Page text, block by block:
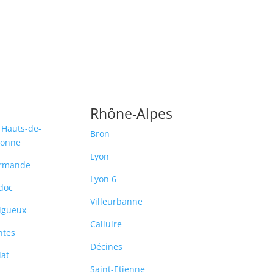
Hauts-de-
Rhône-Alpes
Bron
Lyon
Lyon 6
Villeurbanne
Calluire
Décines
Saint-Etienne